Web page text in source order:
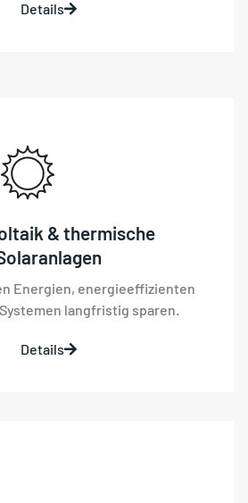
Details
& thermische
Energien, energieeffizienten
langfristig sparen.
Details